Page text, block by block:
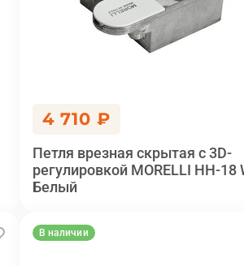
4 710 ₽
Петля врезная скрытая с 3D-
регулировкой MORELLI HH-18
Белый
В наличии